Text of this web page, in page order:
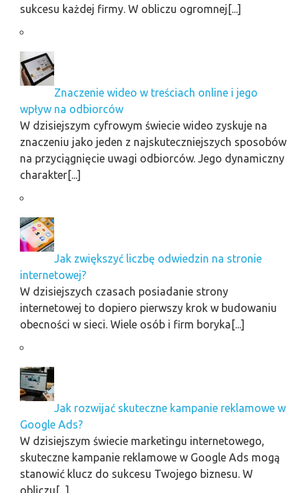
sukcesu każdej firmy. W obliczu ogromnej[...]
Znaczenie wideo w treściach online i jego
wpływ na odbiorców
W dzisiejszym cyfrowym świecie wideo zyskuje na
znaczeniu jako jeden z najskuteczniejszych sposobów
na przyciągnięcie uwagi odbiorców. Jego dynamiczny
charakter[...]
Jak zwiększyć liczbę odwiedzin na stronie
internetowej?
W dzisiejszych czasach posiadanie strony
internetowej to dopiero pierwszy krok w budowaniu
obecności w sieci. Wiele osób i firm boryka[...]
Jak rozwijać skuteczne kampanie reklamowe w
Google Ads?
W dzisiejszym świecie marketingu internetowego,
skuteczne kampanie reklamowe w Google Ads mogą
stanowić klucz do sukcesu Twojego biznesu. W